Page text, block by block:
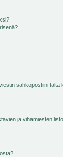
sähköpostiini tältä
ja vihamiesten